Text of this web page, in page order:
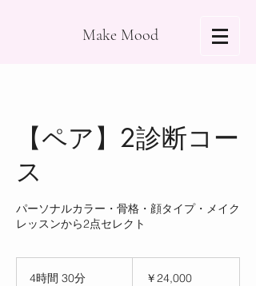
Make Mood
【ペア】2診断コー
ス
パーソナルカラー・骨格・顔タイプ・メイク
レッスンから2点セレクト
4時間 30分 ￥24,000